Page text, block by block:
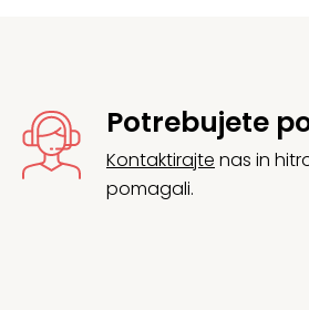
Potrebujete
Kontaktirajte nas in
pomagali.